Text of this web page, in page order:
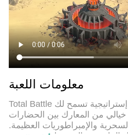
معلومات اللعبة
Total Battle هي لعبة حرب إستراتيجية تسمح لك
خيالي من المعارك بين الحضارات
والإمبراطوريات العظيمة.